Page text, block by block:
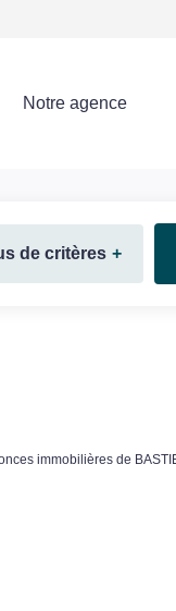
Notre agence
de critères +
immobilières de